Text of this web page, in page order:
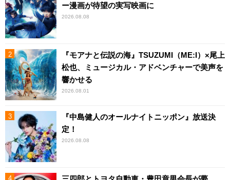
ー漫画が待望の実写映画に
2026.08.08
『モアナと伝説の海』TSUZUMI（ME:I）×尾上
松也、ミュージカル・アドベンチャーで美声を
響かせる
2026.08.01
『中島健人のオールナイトニッポン』放送決
定！
2026.08.08